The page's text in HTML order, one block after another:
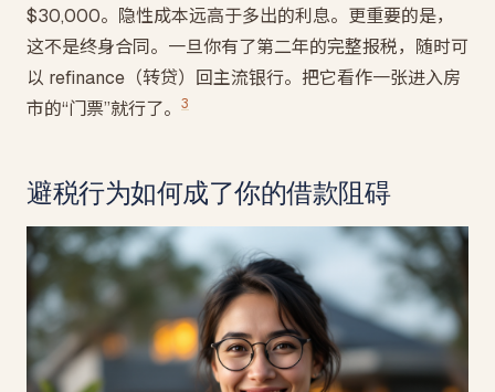
$30,000。隐性成本远高于多出的利息。更重要的是，
这不是终身合同。一旦你有了第二年的完整报税，随时可
以 refinance（转贷）回主流银行。把它看作一张进入房
市的“门票”就行了。
3
避税行为如何成了你的借款阻碍